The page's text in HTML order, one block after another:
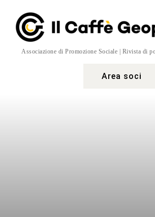
Associazione di Promozione Sociale | Rivista di
Area soci